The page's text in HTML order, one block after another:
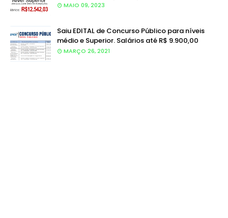
MAIO 09, 2023
Saiu EDITAL de Concurso Público para níveis
médio e Superior. Salários até R$ 9.900,00
MARÇO 26, 2021